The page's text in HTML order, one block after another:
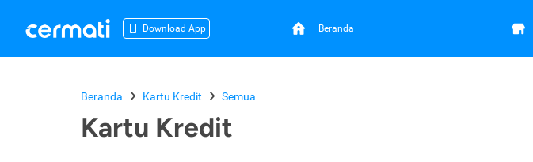
Download App Beranda
Beranda Kartu Kredit Semua
Kartu Kredit